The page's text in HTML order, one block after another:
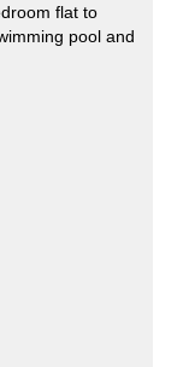
flat to
pool and